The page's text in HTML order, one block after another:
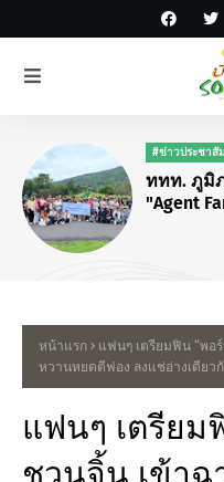
#เป๊กผลิตโชค
“เป๊ก ผลิ
เปิดตัวเพ
หน้าแรก
แฟนๆ เตรียมฟิน “พอ
หวานหยดตีฟอง ลงแช่อ่างเดียว
แฟนๆ เตรียม